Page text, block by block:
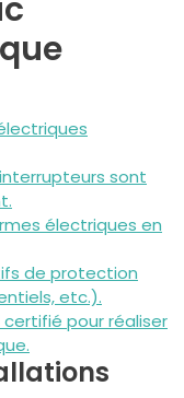
sont
électriques en
de protection
etc.).
pour réaliser